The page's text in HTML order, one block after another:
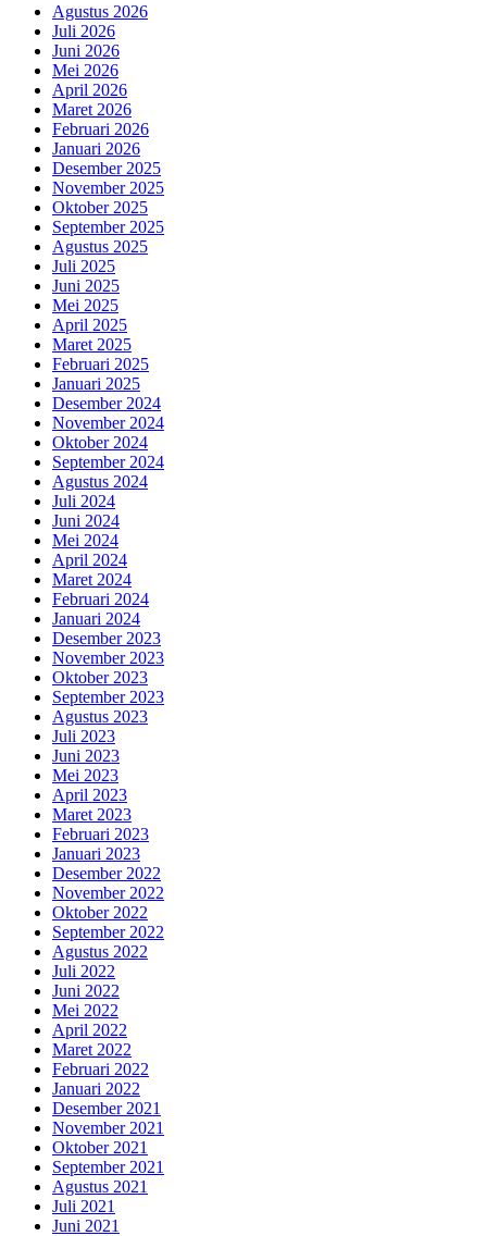
Agustus 2026
Juli 2026
Juni 2026
Mei 2026
April 2026
Maret 2026
Februari 2026
Januari 2026
Desember 2025
November 2025
Oktober 2025
September 2025
Agustus 2025
Juli 2025
Juni 2025
Mei 2025
April 2025
Maret 2025
Februari 2025
Januari 2025
Desember 2024
November 2024
Oktober 2024
September 2024
Agustus 2024
Juli 2024
Juni 2024
Mei 2024
April 2024
Maret 2024
Februari 2024
Januari 2024
Desember 2023
November 2023
Oktober 2023
September 2023
Agustus 2023
Juli 2023
Juni 2023
Mei 2023
April 2023
Maret 2023
Februari 2023
Januari 2023
Desember 2022
November 2022
Oktober 2022
September 2022
Agustus 2022
Juli 2022
Juni 2022
Mei 2022
April 2022
Maret 2022
Februari 2022
Januari 2022
Desember 2021
November 2021
Oktober 2021
September 2021
Agustus 2021
Juli 2021
Juni 2021